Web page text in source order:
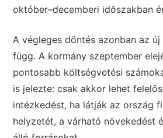
október–decemberi időszakban
A végleges döntés azonban az
függ. A kormány szeptember
pontosabb költségvetési
is jelezte: csak akkor lehet
intézkedést, ha látják az ország
helyzetét, a várható növekedést